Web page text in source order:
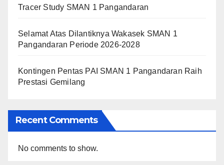
Tracer Study SMAN 1 Pangandaran
Selamat Atas Dilantiknya Wakasek SMAN 1
Pangandaran Periode 2026-2028
Kontingen Pentas PAI SMAN 1 Pangandaran Raih
Prestasi Gemilang
Recent Comments
No comments to show.